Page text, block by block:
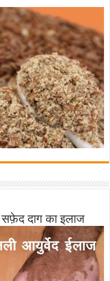
दाग का इलाज